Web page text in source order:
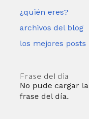
¿quién eres?
archivos del blog
los mejores posts
Frase del día
No pude cargar la
frase del día.